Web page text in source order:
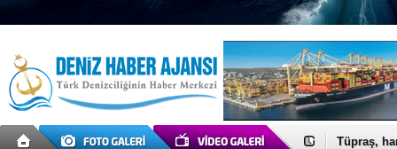
Anadolu
Tüpraş,